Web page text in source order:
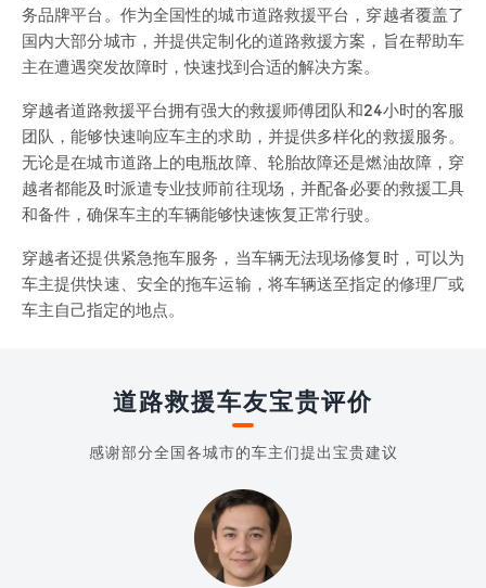
务品牌平台。作为全国性的城市道路救援平台，穿越者覆盖了
国内大部分城市，并提供定制化的道路救援方案，旨在帮助车
主在遭遇突发故障时，快速找到合适的解决方案。
穿越者道路救援平台拥有强大的救援师傅团队和24小时的客服
团队，能够快速响应车主的求助，并提供多样化的救援服务。
无论是在城市道路上的电瓶故障、轮胎故障还是燃油故障，穿
越者都能及时派遣专业技师前往现场，并配备必要的救援工具
和备件，确保车主的车辆能够快速恢复正常行驶。
穿越者还提供紧急拖车服务，当车辆无法现场修复时，可以为
车主提供快速、安全的拖车运输，将车辆送至指定的修理厂或
车主自己指定的地点。
道路救援车友宝贵评价
感谢部分全国各城市的车主们提出宝贵建议